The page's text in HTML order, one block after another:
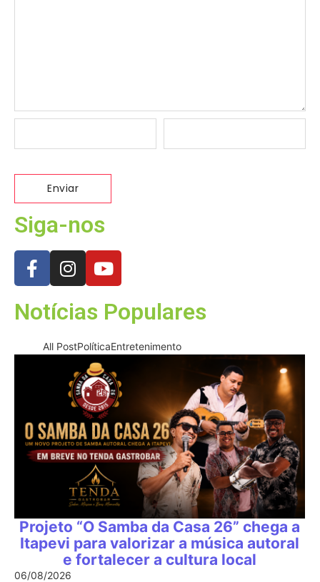
Siga-nos
Notícias Populares
All PostPolíticaEntretenimento
Projeto “O Samba da Casa 26” chega a
Itapevi para valorizar a música autoral
e fortalecer a cultura local
06/08/2026